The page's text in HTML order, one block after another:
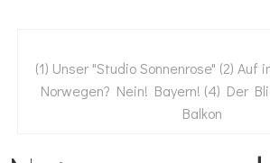
(1) Unser "Studio Sonnenrose" (2) Auf
Norwegen? Nein! Bayern! (4) Der
Balkon